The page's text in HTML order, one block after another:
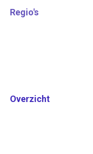
Regio's
Overzicht